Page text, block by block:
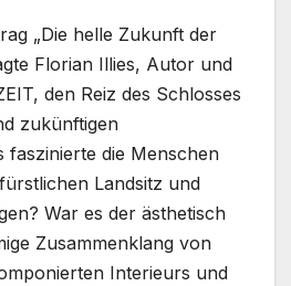
„Die helle Zukunft der
Florian Illies, Autor und
den Reiz des Schlosses
zukünftigen
faszinierte die Menschen
Landsitz und
War es der ästhetisch
Zusammenklang von
Interieurs und